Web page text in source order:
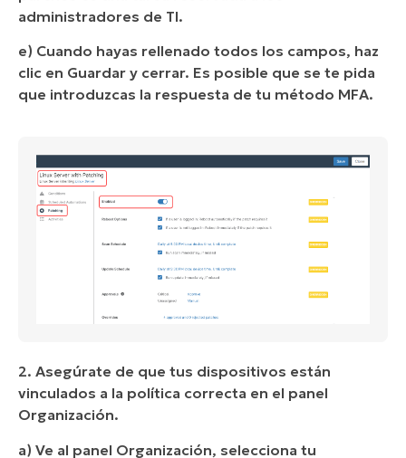
administradores de TI.
e) Cuando hayas rellenado todos los campos, haz
clic en Guardar y cerrar. Es posible que se te pida
que introduzcas la respuesta de tu método MFA.
2. Asegúrate de que tus dispositivos están
vinculados a la política correcta en el panel
Organización.
a) Ve al panel Organización, selecciona tu